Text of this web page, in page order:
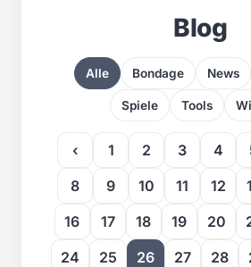
Blog
Alle Bondage News
Spiele Tools
‹ 1 2 3 4
8
9 10 11 12
16
17 18 19 20
24
25 26 27 28